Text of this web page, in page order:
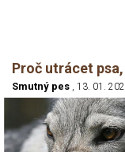
Proč utrácet
Smutný pes , 13. 01.